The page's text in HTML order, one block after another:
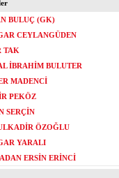
BULUÇ (GK)
CEYLANGÜDEN
TAK
İBRAHİM BULUTER
MADENCİ
PEKÖZ
SERÇİN
ÖZOĞLU
YARALI
ERSİN ERİNCİ